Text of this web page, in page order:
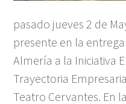
pasado jueves 2 de
presente en la
Almería a la Iniciativa
Trayectoria
Teatro Cervantes. En